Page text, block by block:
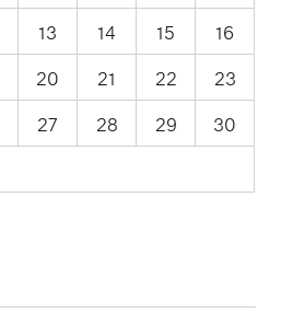
13 14 15
16
20 21 22
23
27 28 29
30